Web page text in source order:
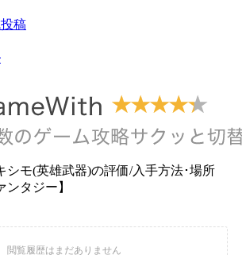
稿
シモ(英雄武器)の評価/入手方法･場所
ンタジー】